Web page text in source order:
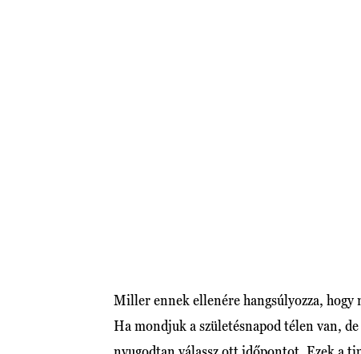
Miller ennek ellenére hangsúlyozza, hogy
Ha mondjuk a születésnapod télen van,